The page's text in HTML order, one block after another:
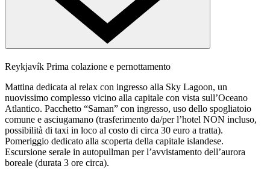
Reykjavík Prima colazione e pernottamento
Mattina dedicata al relax con ingresso alla Sky Lagoon, un
nuovissimo complesso vicino alla capitale con vista sull’Oceano
Atlantico. Pacchetto “Saman” con ingresso, uso dello spogliatoio
comune e asciugamano (trasferimento da/per l’hotel NON incluso,
possibilità di taxi in loco al costo di circa 30 euro a tratta).
Pomeriggio dedicato alla scoperta della capitale islandese.
Escursione serale in autopullman per l’avvistamento dell’aurora
boreale (durata 3 ore circa).